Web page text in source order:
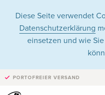
Diese Seite verwendet
Datenschutzerklärung
einsetzen und wie
PORTOFREIER VERSAND